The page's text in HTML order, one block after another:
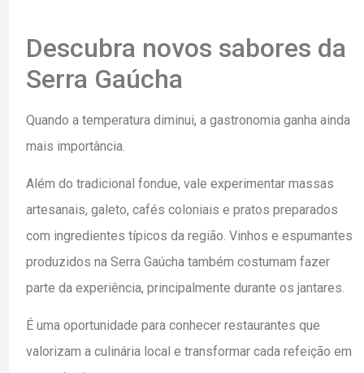
Descubra novos sabores da
Serra Gaúcha
Quando a temperatura diminui, a gastronomia ganha ainda
mais importância.
Além do tradicional fondue, vale experimentar massas
artesanais, galeto, cafés coloniais e pratos preparados
com ingredientes típicos da região. Vinhos e espumantes
produzidos na Serra Gaúcha também costumam fazer
parte da experiência, principalmente durante os jantares.
É uma oportunidade para conhecer restaurantes que
valorizam a culinária local e transformar cada refeição em